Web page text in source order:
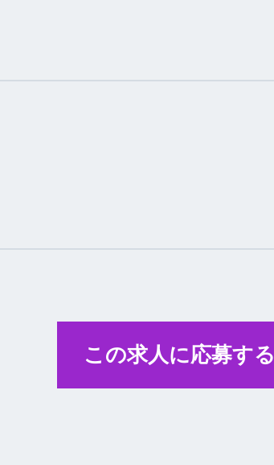
この求人に応募する